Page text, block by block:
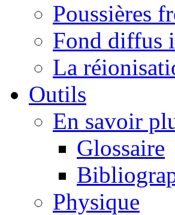
Poussières
Fond diffus
La
Outils
En savoir
Glossaire
Physique